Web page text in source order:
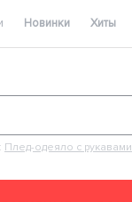
Новинки Хиты
Плед-одеяло с рукавами